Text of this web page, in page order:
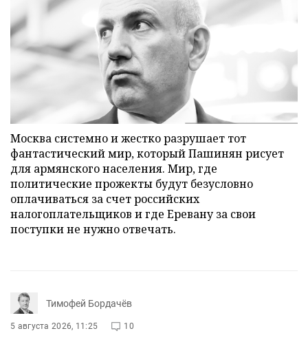
Москва системно и жестко разрушает тот
фантастический мир, который Пашинян рисует
для армянского населения. Мир, где
политические прожекты будут безусловно
оплачиваться за счет российских
налогоплательщиков и где Еревану за свои
поступки не нужно отвечать.
Тимофей Бордачёв
5 августа 2026, 11:25 10